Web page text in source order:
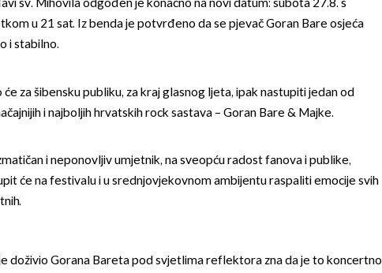
sv. Mihovila odgođen je konačno na novi datum: subota 27.8. s
u 21 sat. Iz benda je potvrđeno da se pjevač Goran Bare osjeća
i stabilno.
će za šibensku publiku, za kraj glasnog ljeta, ipak nastupiti jedan od
i najboljih hrvatskih rock sastava – Goran Bare & Majke.
i neponovljiv umjetnik, na sveopću radost fanova i publike,
će na festivalu i u srednjovjekovnom ambijentu raspaliti emocije svih
doživio Gorana Bareta pod svjetlima reflektora zna da je to koncertno
OMOGUĆI OBAVIJESTI